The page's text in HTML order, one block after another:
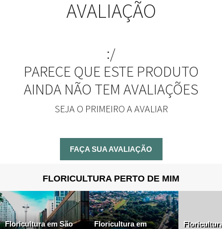
AVALIAÇÃO
:/
PARECE QUE ESTE PRODUTO
AINDA NÃO TEM AVALIAÇÕES
SEJA O PRIMEIRO A AVALIAR
FAÇA SUA AVALIAÇÃO
FLORICULTURA PERTO DE MIM
Floricultura em São
Floricultura em